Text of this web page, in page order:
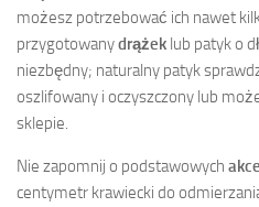
możesz potrzebować ich nawet
przygotowanydrążek lub patyk o
niezbędny; naturalny patyk
oszlifowany i oczyszczony lub
sklepie.
Nie zapomnij o podstawowych
centymetr krawiecki do